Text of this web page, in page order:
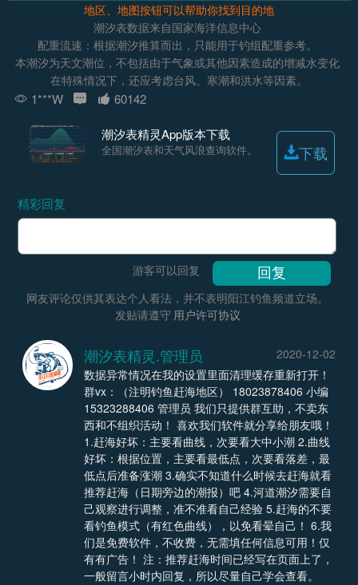
地区、地图按钮可以帮助你找到目的地
潮汐表数据来自国家海洋信息中心
配重流速：根据潮汐推算而出，只能用于钓组配重参考。
本潮汐为天文潮位，不包括由于气象或其他因素造成的增减水变化
在特殊情况下，还应考虑台风、寒潮和洪水等因素。
1***W 60142
潮汐表精灵App版本下载
全国潮汐表和天气风浪查询软件。 下载
精彩回复
游客可以回复
网友评论仅供其表达个人看法，并不表明阳江钓鱼频道立场。
发贴请遵守 用户许可协议
潮汐表精灵.管理员
2020-12-02
数据异常情况在我的设置里面清理缓存重新打开！
群vx：（注明钓鱼赶海地区） 18023878406 小编
15323288406 管理员 我们只提供群互助，不卖东
西和不组织活动！ 喜欢我们软件就分享给朋友哦！
1.赶海好坏：主要看曲线，次要看大中小潮 2.曲线
好坏：根据位置，主要看最低点，次要看落差，最
低点后准备涨潮 3.确实不知道什么时候去赶海就看
推荐赶海（日期旁边的潮报）吧 4.河道潮汐需要自
己观察进行调整，准不准看自己经验 5.赶海的不要
看钓鱼模式（有红色曲线），以免看晕自己！ 6.我
们是免费软件，不收费，无需填任何信息可用！仅
有有广告！ 注：推荐赶海时间已经写在页面上了，
一般留言小时内回复，所以尽量自己学会查看。